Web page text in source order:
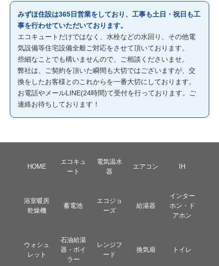
みずほ住設は365日営業をしており、工事も土日・祝日も工
事を行わせていただいております。
エコキュートだけではなく、水栓などの水回り、その他電
気設備等住宅設備全般ご対応をさせて頂いております。
些細なことでも構いませんので、ご相談くださいませ。
弊社は、ご契約を頂いた瞬間も大切ではございますが、交
換をしたお客様とのこれからを一番大切にしております。
お電話やメールLINE(24時間)て受付を行っております。ご
連絡お待ちしております！
HOME
エコキュ
ート
電気温水
器
エアコン IH
浴室暖房
乾燥機
蓄電池
エコジョ
ーズ
給湯器
インター
ホン・ド
アホン
ウォシュ
レット
石油給湯
器・ボイ
ラー
レンジフ
ード
換気扇 トイレ